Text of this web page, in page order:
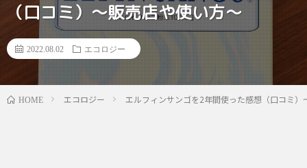
（口コミ）～販売店や使い方～
2022.08.02 エコロジー
HOME エコロジー エルフィンサンゴを2年間使った感想（口コミ）